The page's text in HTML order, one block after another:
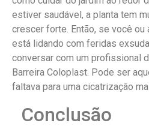
estiver saudável, a planta tem
crescer forte. Então, se você ou
está lidando com feridas
conversar com um profissional
Barreira Coloplast. Pode ser
faltava para uma cicatrização
Conclusão